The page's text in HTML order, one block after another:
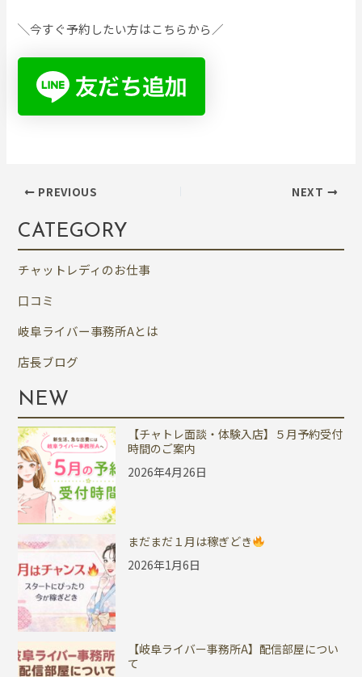
╲今すぐ予約したい方はこちらから／
PREVIOUS NEXT
CATEGORY
チャットレディのお仕事
口コミ
岐阜ライバー事務所Aとは
店長ブログ
NEW
【チャトレ面談・体験入店】５月予約受付
時間のご案内
2026年4月26日
まだまだ１月は稼ぎどき
2026年1月6日
【岐阜ライバー事務所A】配信部屋につい
て